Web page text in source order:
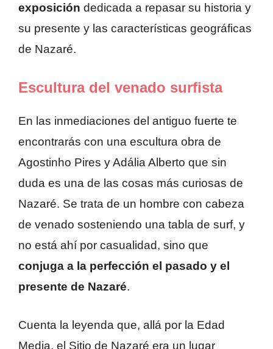
exposición dedicada a repasar su historia y
su presente y las características geográficas
de Nazaré.
Escultura del venado surfista
En las inmediaciones del antiguo fuerte te
encontrarás con una escultura obra de
Agostinho Pires y Adália Alberto que sin
duda es una de las cosas más curiosas de
Nazaré. Se trata de un hombre con cabeza
de venado sosteniendo una tabla de surf, y
no está ahí por casualidad, sino que
conjuga a la perfección el pasado y el
presente de Nazaré.
Cuenta la leyenda que, allá por la Edad
Media, el Sitio de Nazaré era un lugar